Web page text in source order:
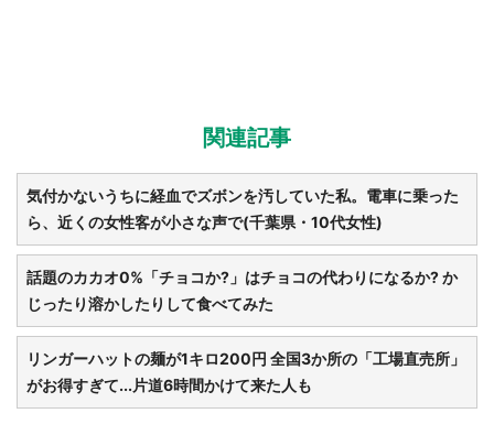
関連記事
気付かないうちに経血でズボンを汚していた私。電車に乗った
ら、近くの女性客が小さな声で(千葉県・10代女性)
話題のカカオ0%「チョコか?」はチョコの代わりになるか? か
じったり溶かしたりして食べてみた
リンガーハットの麺が1キロ200円 全国3か所の「工場直売所」
がお得すぎて...片道6時間かけて来た人も